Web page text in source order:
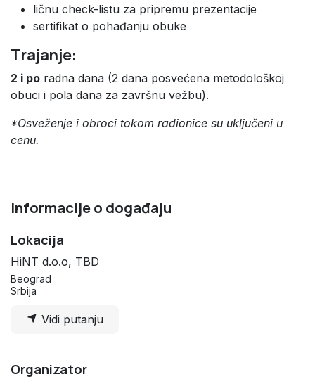
ličnu check-listu za pripremu prezentacije
sertifikat o pohađanju obuke
Trajanje:
2 i po radna dana (2 dana posvećena metodološkoj
obuci i pola dana za završnu vežbu).
*Osveženje i obroci tokom radionice su uključeni u
cenu.
Informacije o događaju
Lokacija
HiNT d.o.o, TBD
Beograd
Srbija
Vidi putanju
Organizator